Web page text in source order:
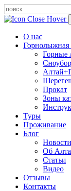
О нас
Горнолыжная
Горные
Прокат
Зоны
Туры
Проживание
Блог
Новости
Об
Статьи
Видео
Отзывы
Контакты